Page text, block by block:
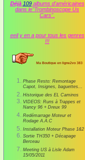
Déjà 109albums d'américaines
dans le"Trombinoscope Us
Cars".
eeil y en a pour tous les genres
!!!
Ma Boutique en ligne2vo 383
Phase Resto: Remontage
Capot, Insignes, baguettes...
Historique des EL Caminos
VIDEOS: Runs à Trappes et
Nancy 96 + Dreux 99
Redémarrage Moteur et
Rodage A.A.C
Installation Moteur Phase 1&2
Sortie TH350 + Décapage
Berceau
Meeting US à Lisle Adam
15/05/2011